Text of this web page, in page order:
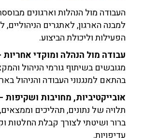
העבודה מול הנהלות וארגונים מבוססת
למבנה הארגון, לאתגרים הניהוליים,
הפעילות וליכולת הביצוע.
עבודה מול הנהלה ומוקדי אחריות –
מגובשים בשיתוף גורמי הניהול והמקצוע
בהתאם למנגנוני העבודה והניהול בארגון.
אובייקטיביות, מחויבות ושקיפות –
תלויה של נתונים, תהליכים וממצאים,
ברור ושיטתי לצורך קבלת החלטות
עדיפויות.